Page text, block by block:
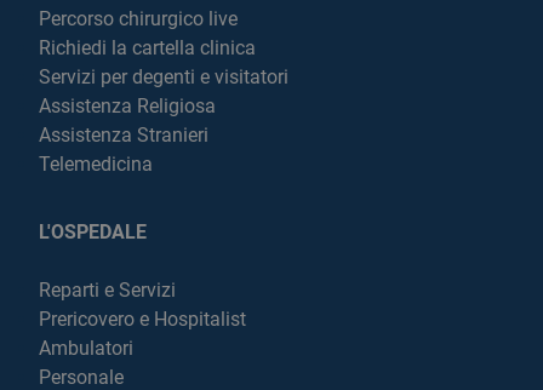
Percorso chirurgico live
Richiedi la cartella clinica
Servizi per degenti e visitatori
Assistenza Religiosa
Assistenza Stranieri
Telemedicina
L'OSPEDALE
Reparti e Servizi
Prericovero e Hospitalist
Ambulatori
Personale